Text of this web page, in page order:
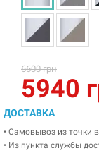
6600 грн
5940
ДОСТАВКА
• Самовывоз из точки
• Из пункта службы